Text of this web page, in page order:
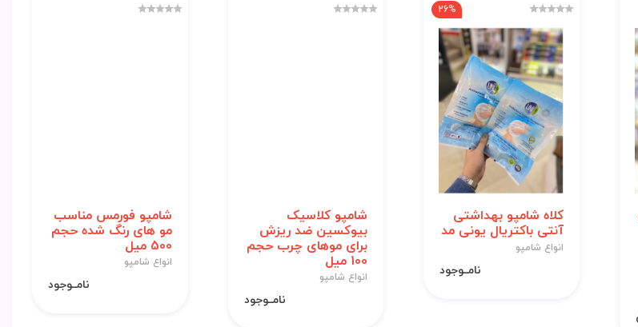
26%
کلاه شامپو بهداشتی
آنتی باکتریال یونی مد
انواع شامپو
نامــوجود
شامپو کلاسیک
بیوکسین ضد ریزش
برای موهای چرب حجم
100 میل
انواع شامپو
نامــوجود
شامپو فورمس مناسب
مو های رنگ شده حجم
500 میل
انواع شامپو
نامــوجود